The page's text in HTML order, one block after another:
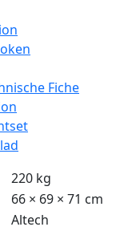
Fiche
220 kg
66 × 69 × 71 cm
Altech